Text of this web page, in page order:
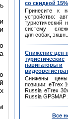
со скидкой 15%
Принесите к
устройство:
туристический
систему
для собак, экшн...
Снижение цен
туристические
навигаторы и
Снижены
позиции: eTrex
Russia eTrex
Russia GPSMAP
Все